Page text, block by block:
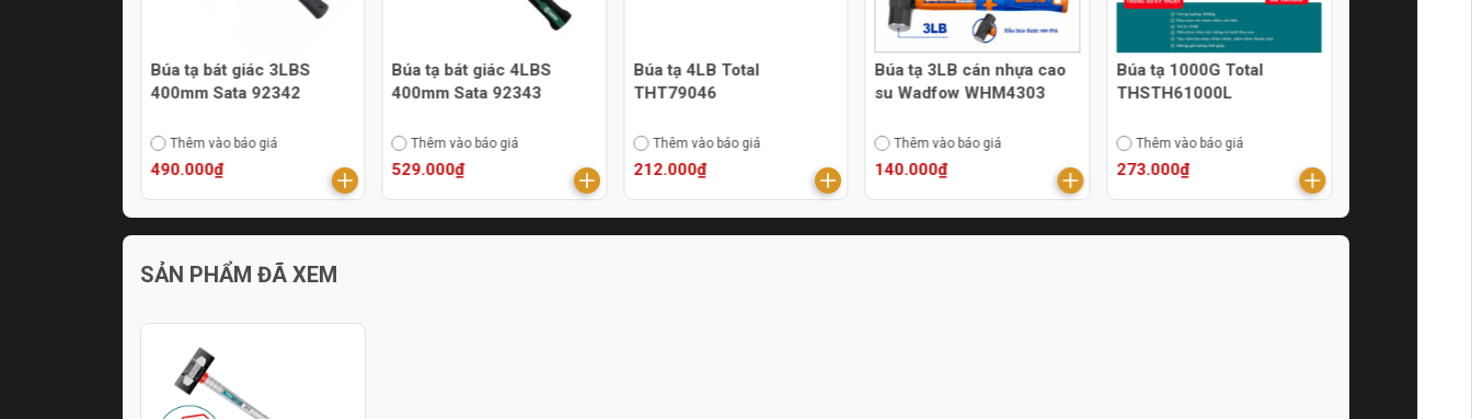
Búa tạ bát giác 3LBS
400mm Sata 92342
Thêm vào báo giá
490.000₫
Búa tạ bát giác 4LBS
400mm Sata 92343
Thêm vào báo giá
529.000₫
Búa tạ 4LB Total
THT79046
Thêm vào báo giá
212.000₫
Búa tạ 3LB cán nhựa cao
su Wadfow WHM4303
Thêm vào báo giá
140.000₫
Búa tạ 1000G Total
THSTH61000L
Thêm vào báo giá
273.000₫
SẢN PHẨM ĐÃ XEM